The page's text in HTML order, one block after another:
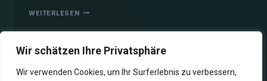
Wir schätzen Ihre Privatsphäre
Wir verwenden Cookies, um Ihr Surferlebnis zu verbessern,
WEITERLESEN